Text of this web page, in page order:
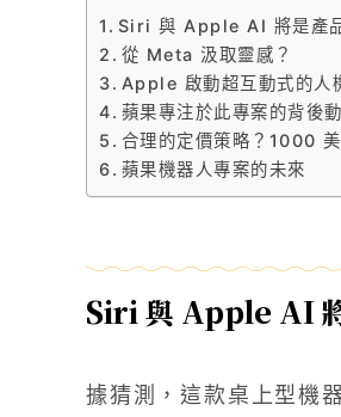
Siri 與 Apple AI 將是產
從 Meta 汲取靈感？
Apple 啟動超互動式的人
蘋果專注於此專案的背後
合理的定價策略？1000
蘋果機器人專案的未來
Siri 與 Apple AI
據猜測，這款桌上型機